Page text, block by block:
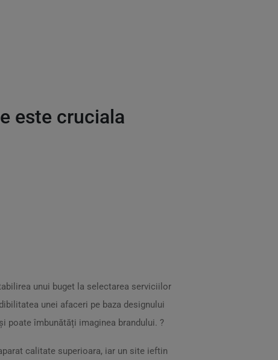
este cruciala
unui buget la selectarea serviciilor
unei afaceri pe baza designului
poate îmbunătăți imaginea brandului. ?
calitate superioara, iar un site ieftin